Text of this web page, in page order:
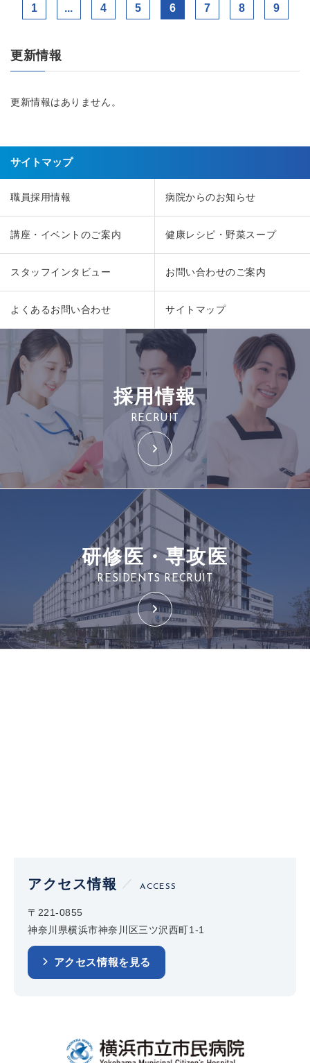
1 ... 4 5 6 7 8 9
更新情報
更新情報はありません。
サイトマップ
職員採用情報 病院からのお知らせ
講座・イベントのご案内 健康レシピ・野菜スープ
スタッフインタビュー お問い合わせのご案内
よくあるお問い合わせ サイトマップ
採用情報
RECRUIT
研修医・専攻医
RESIDENTS RECRUIT
アクセス情報 ACCESS
〒221-0855
神奈川県横浜市神奈川区三ツ沢西町1-1
アクセス情報を見る